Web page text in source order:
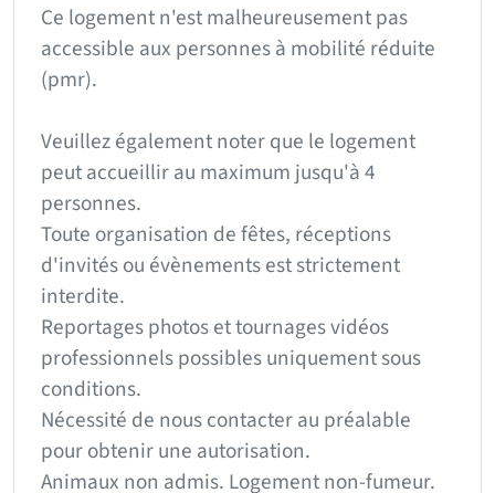
Ce logement n'est malheureusement pas
accessible aux personnes à mobilité réduite
(pmr).
Veuillez également noter que le logement
peut accueillir au maximum jusqu'à 4
personnes.
Toute organisation de fêtes, réceptions
d'invités ou évènements est strictement
interdite.
Reportages photos et tournages vidéos
professionnels possibles uniquement sous
conditions.
Nécessité de nous contacter au préalable
pour obtenir une autorisation.
Animaux non admis. Logement non-fumeur.